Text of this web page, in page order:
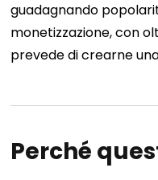
guadagnando
monetizzazione, con
prevede di crearne
Perché